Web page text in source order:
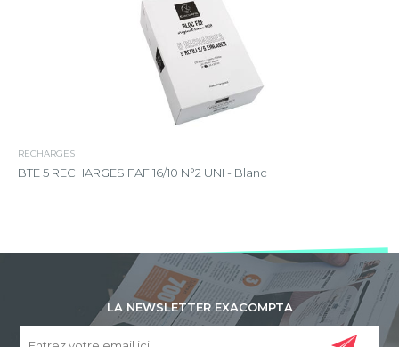
RECHARGES
BTE 5 RECHARGES FAF 16/10 N°2 UNI - Blanc
LA NEWSLETTER EXACOMPTA